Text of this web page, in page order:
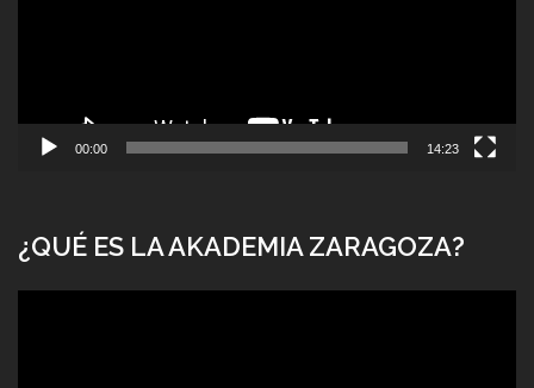
00:00 14:23
¿QUÉ ES LA AKADEMIA ZARAGOZA?